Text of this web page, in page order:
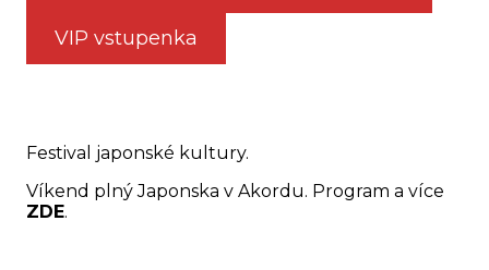
VIP vstupenka
Festival japonské kultury.
Víkend plný Japonska v Akordu. Program a více
ZDE.